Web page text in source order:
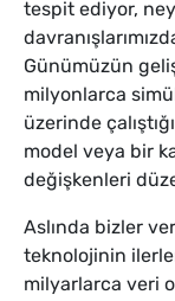
tespit ediyor,
Günümüzün
milyonlarca
üzerinde
model veya bir
değişkenleri
Aslında bizler
teknolojinin
milyarlarca veri